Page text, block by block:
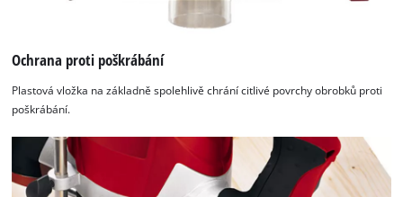
to the list of technologies used.
Ochrana proti poškrábání
Plastová vložka na základně spolehlivě chrání citlivé povrchy obrobků proti
poškrábání.